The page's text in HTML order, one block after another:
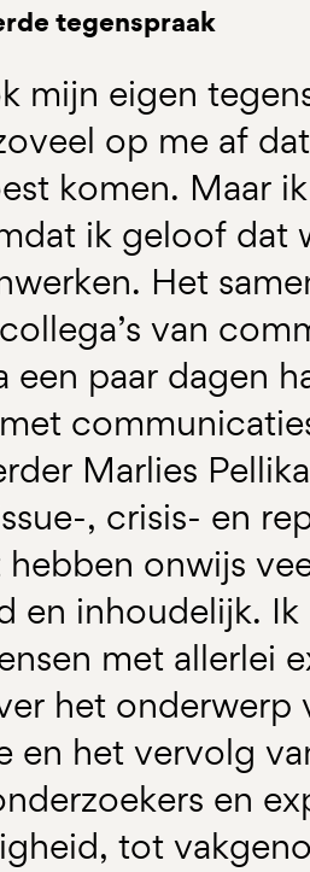
tegenspraak
mijn eigen
op me af
komen. Maar
ik geloof dat
Het
van
een paar dagen
Marlies
, crisis- en
hebben onwijs
en inhoudelijk.
met allerlei
het
en het vervolg
en
tot